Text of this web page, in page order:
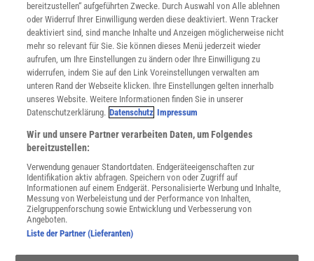
Datenschutz
Nutzungsbedingungen
Cookie-Einstellungen
Utiq verwalten
Nutzungsbasierte Onlinewerbung
Alle Artikel
Impressum
Angebote für Schulen
Angebote für Institutionen
Sprachen lernen mit Gymglish
Lexika
Für Spektrum schreiben
Zugänglichkeitserklärung
WEBSEITEN
KielSCN
bereitzustellen“ aufgeführten Zwecke. Durch Auswahl von Alle ablehnen
oder Widerruf Ihrer Einwilligung werden diese deaktiviert. Wenn Tracker
deaktiviert sind, sind manche Inhalte und Anzeigen möglicherweise nicht
mehr so relevant für Sie. Sie können dieses Menü jederzeit wieder
aufrufen, um Ihre Einstellungen zu ändern oder Ihre Einwilligung zu
widerrufen, indem Sie auf den Link Voreinstellungen verwalten am
unteren Rand der Webseite klicken. Ihre Einstellungen gelten innerhalb
unseres Website. Weitere Informationen finden Sie in unserer
Datenschutzerklärung. Datenschutz Impressum
Wir und unsere Partner verarbeiten Daten, um Folgendes
bereitzustellen:
Verwendung genauer Standortdaten. Endgeräteeigenschaften zur
Identifikation aktiv abfragen. Speichern von oder Zugriff auf
Informationen auf einem Endgerät. Personalisierte Werbung und Inhalte,
Messung von Werbeleistung und der Performance von Inhalten,
Zielgruppenforschung sowie Entwicklung und Verbesserung von
Angeboten.
Liste der Partner (Lieferanten)